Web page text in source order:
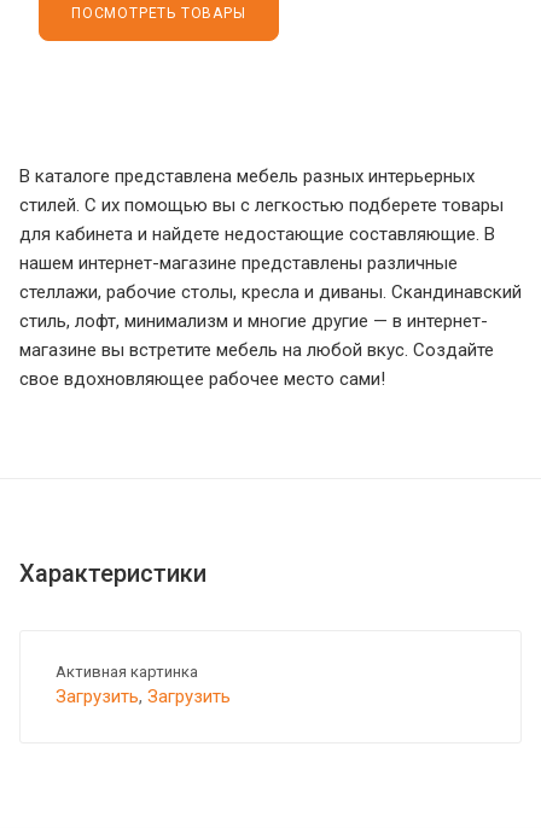
ПОСМОТРЕТЬ ТОВАРЫ
В каталоге представлена мебель разных интерьерных
стилей. С их помощью вы с легкостью подберете товары
для кабинета и найдете недостающие составляющие. В
нашем интернет-магазине представлены различные
стеллажи, рабочие столы, кресла и диваны. Скандинавский
стиль, лофт, минимализм и многие другие — в интернет-
магазине вы встретите мебель на любой вкус. Создайте
свое вдохновляющее рабочее место сами!
Характеристики
Активная картинка
Загрузить, Загрузить